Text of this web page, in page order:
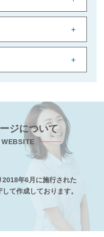
ジについて
年6月に施行された
て作成しております。